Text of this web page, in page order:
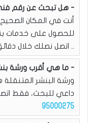
هل تبحث عن رقم
أنت في المكان
للحصول على خدمات
.. اتصل نصلك خلال
ما هي أقرب ورشة
ورشة البنشر
داعي للبحث، فقط
95000275